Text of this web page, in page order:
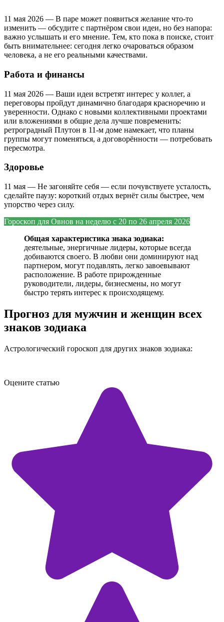
11 мая 2026 — В паре может появиться желание что‑то
изменить — обсудите с партнёром свои идеи, но без напора:
важно услышать и его мнение. Тем, кто пока в поиске, стоит
быть внимательнее: сегодня легко очароваться образом
человека, а не его реальными качествами.
Работа и финансы
11 мая 2026 — Ваши идеи встретят интерес у коллег, а
переговоры пройдут динамично благодаря красноречию и
уверенности. Однако с новыми коллективными проектами
или вложениями в общие дела лучше повременить:
ретроградный Плутон в 11‑м доме намекает, что планы
группы могут поменяться, а договорённости — потребовать
пересмотра.
Здоровье
11 мая — Не загоняйте себя — если почувствуете усталость,
сделайте паузу: короткий отдых вернёт силы быстрее, чем
упорство через силу.
Гороскоп для Овнов на неделю с 20 по 26 апреля 2026
Общая характеристика знака зодиака:
деятельные, энергичные лидеры, которые всегда
добиваются своего. В любви они доминируют над
партнером, могут подавлять, легко завоевывают
расположение. В работе прирожденные
руководители, лидеры, бизнесмены, но могут
быстро терять интерес к происходящему.
Прогноз для мужчин и женщин всех
знаков зодиака
Астрологический гороскоп для других знаков зодиака:
Оцените статью